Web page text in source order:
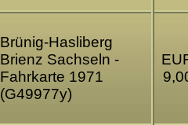
Brünig-Hasliberg
Brienz Sachseln -
Fahrkarte 1971
(G49977y)